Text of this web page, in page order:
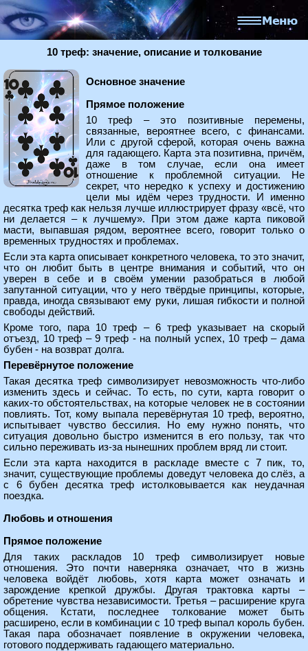
10 треф: значение, описание и толкование
Основное значение
Прямое положение
10 треф – это позитивные перемены,
связанные, вероятнее всего, с финансами.
Или с другой сферой, которая очень важна
для гадающего. Карта эта позитивна, причём,
даже в том случае, если она имеет
отношение к проблемной ситуации. Не
секрет, что нередко к успеху и достижению
цели мы идём через трудности. И именно
десятка треф как нельзя лучше иллюстрирует фразу «всё, что
ни делается – к лучшему». При этом даже карта пиковой
масти, выпавшая рядом, вероятнее всего, говорит только о
временных трудностях и проблемах.
Если эта карта описывает конкретного человека, то это значит,
что он любит быть в центре внимания и событий, что он
уверен в себе и в своём умении разобраться в любой
запутанной ситуации, что у него твёрдые принципы, которые,
правда, иногда связывают ему руки, лишая гибкости и полной
свободы действий.
Кроме того, пара 10 треф – 6 треф указывает на скорый
отъезд, 10 треф – 9 треф - на полный успех, 10 треф – дама
бубен - на возврат долга.
Перевёрнутое положение
Такая десятка треф символизирует невозможность что-либо
изменить здесь и сейчас. То есть, по сути, карта говорит о
каких-то обстоятельствах, на которые человек не в состоянии
повлиять. Тот, кому выпала перевёрнутая 10 треф, вероятно,
испытывает чувство бессилия. Но ему нужно понять, что
ситуация довольно быстро изменится в его пользу, так что
сильно переживать из-за нынешних проблем вряд ли стоит.
Если эта карта находится в раскладе вместе с 7 пик, то,
значит, существующие проблемы доведут человека до слёз, а
с 6 бубен десятка треф истолковывается как неудачная
поездка.
Любовь и отношения
Прямое положение
Для таких раскладов 10 треф символизирует новые
отношения. Это почти наверняка означает, что в жизнь
человека войдёт любовь, хотя карта может означать и
зарождение крепкой дружбы. Другая трактовка карты –
обретение чувства независимости. Третья – расширение круга
общения. Кстати, последнее толкование может быть
расширено, если в комбинации с 10 треф выпал король бубен.
Такая пара обозначает появление в окружении человека,
готового поддерживать гадающего материально.